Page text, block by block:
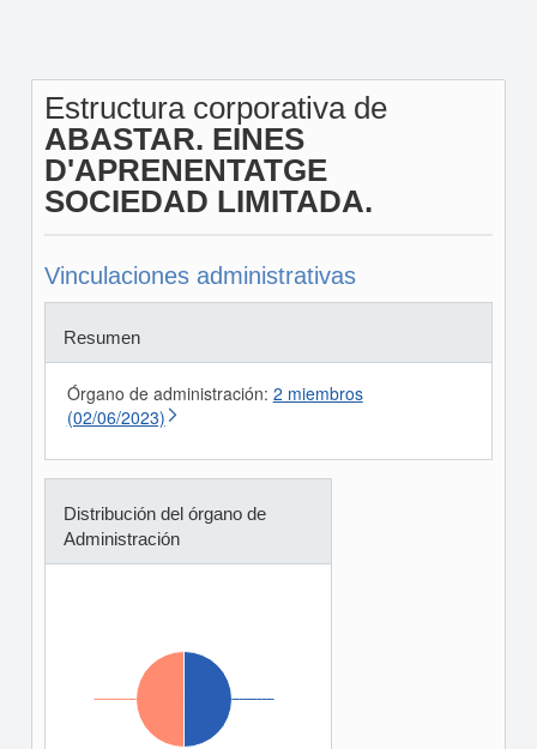
Estructura corporativa de
ABASTAR. EINES
D'APRENENTATGE
SOCIEDAD LIMITADA.
Vinculaciones administrativas
Resumen
Órgano de administración: 2 miembros
(02/06/2023)
Distribución del órgano de
Administración